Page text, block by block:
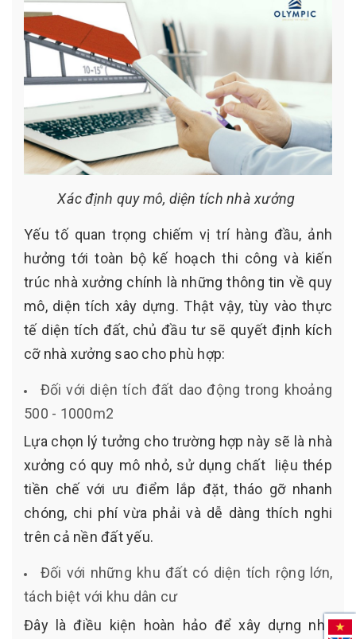
Xác định quy mô, diện tích nhà xưởng
Yếu tố quan trọng chiếm vị trí hàng đầu, ảnh
hưởng tới toàn bộ kế hoạch thi công và kiến
trúc nhà xưởng chính là những thông tin về quy
mô, diện tích xây dựng. Thật vậy, tùy vào thực
tế diện tích đất, chủ đầu tư sẽ quyết định kích
cỡ nhà xưởng sao cho phù hợp:
Đối với diện tích đất dao động trong khoảng
500 - 1000m2
Lựa chọn lý tưởng cho trường hợp này sẽ là nhà
xưởng có quy mô nhỏ, sử dụng chất liệu thép
tiền chế với ưu điểm lắp đặt, tháo gỡ nhanh
chóng, chi phí vừa phải và dễ dàng thích nghi
trên cả nền đất yếu.
Đối với những khu đất có diện tích rộng lớn,
tách biệt với khu dân cư
Đây là điều kiện hoàn hảo để xây dựng nhà